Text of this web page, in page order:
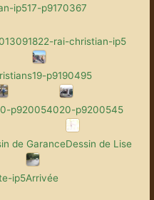
ip517-p9170367
rai-christian-ip5
19-p9190495
p920054020-p9200545
de GaranceDessin de Lise
ip5Arrivée